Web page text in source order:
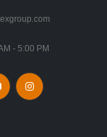
- 5:00 PM